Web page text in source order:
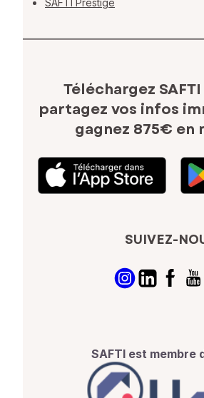
SAFTI Prestige
Téléchargez
partagez vos infos
gagnez 875€ en
SUIVEZ-
SAFTI est membre